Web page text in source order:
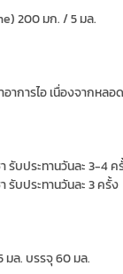
200 มก. / 5 มล.
อาการไอ เนื่องจากหล
รับประทานวันละ 3-4 ค
รับประทานวันละ 3 ครั้ง
มล. บรรจุ 60 มล.